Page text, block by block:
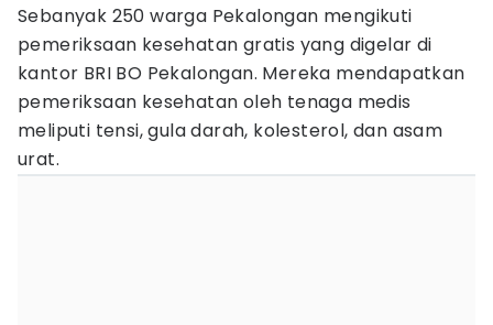
Sebanyak 250 warga Pekalongan mengikuti
pemeriksaan kesehatan gratis yang digelar di
kantor BRI BO Pekalongan. Mereka mendapatkan
pemeriksaan kesehatan oleh tenaga medis
meliputi tensi, gula darah, kolesterol, dan asam
urat.